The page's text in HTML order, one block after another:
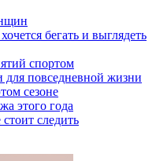
бегать и выглядеть
спортом
повседневной жизни
сезоне
этого года
следить